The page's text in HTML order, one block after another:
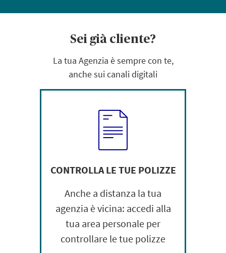
Sei già cliente?
La tua Agenzia è sempre con te,
anche sui canali digitali
CONTROLLA LE TUE POLIZZE
Anche a distanza la tua
agenzia è vicina: accedi alla
tua area personale per
controllare le tue polizze